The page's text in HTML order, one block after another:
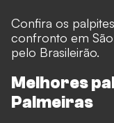
Confira os
confronto em São
pelo Brasileirão.
Melhores
Palmeiras